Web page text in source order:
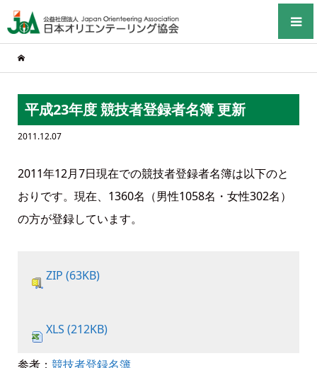
平成23年度 競技者登録者名簿 更新
2011.12.07
2011年12月7日現在での競技者登録者名簿は以下のと
おりです。現在、1360名（男性1058名・女性302名）
の方が登録しています。
ZIP (63KB)
XLS (212KB)
参考： 競技者登録名簿